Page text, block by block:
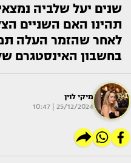
שנים יעל שלביה
תהינו האם השניים
לאחר שהזמר העלה
בחשבון האינסטגרם
מיקי לוין
25/12/2024 | 10:47